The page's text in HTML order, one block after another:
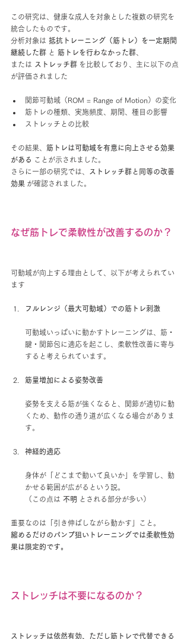
この研究は、健康な成人を対象とした複数の研究を
統合したものです。
分析対象は 抵抗トレーニング（筋トレ）を一定期間
継続した群 と 筋トレを行わなかった群
または ストレッチ群 を比較しており、主に以下の点
が評価されました
関節可動域（ROM = Range of Motion）の変化
筋トレの種類、実施頻度、期間、種目の影響
ストレッチとの比較
その結果、 筋トレは可動域を有意に向上させる効果
がある ことが示されました。
さらに一部の研究では、
ストレッチ群と同等の改善
効果 が確認されました。
なぜ筋トレで柔軟性が改善するのか？
可動域が向上する理由として、以下が考えられてい
ます
フルレンジ（最大可動域）での筋トレ刺激
可動域いっぱいに動かすトレーニングは、筋・
腱・関節包に適応を起こし、柔軟性改善に寄与
すると考えられています。
筋量増加による姿勢改善
姿勢を支える筋が強くなると、関節が適切に動
くため、動作の通り道が広くなる場合がありま
す。
神経的適応
身体が「どこまで動いて良いか」を学習し、動
かせる範囲が広がるという説。
（この点は 不明 とされる部分が多い）
重要なのは「引き伸ばしながら動かす」こと。
縮めるだけのパンプ狙いトレーニングでは柔軟性効
果は限定的です。
ストレッチは不要になるのか？
ストレッチは依然有効、ただし筋トレで代替できる